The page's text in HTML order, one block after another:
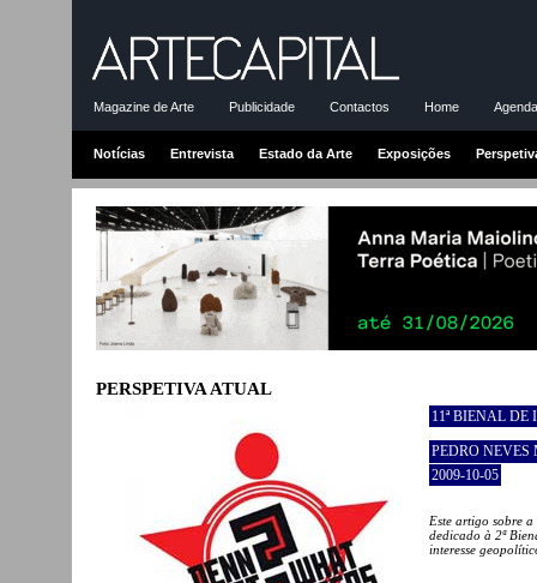
Magazine de Arte Publicidade Contactos Home
Notícias Entrevista Estado da Arte Exposições
PERSPETIVA ATUAL
11ª BIENAL DE
PEDRO NEVES
2009-10-05
Este artigo sobre
dedicado à 2ª
interesse